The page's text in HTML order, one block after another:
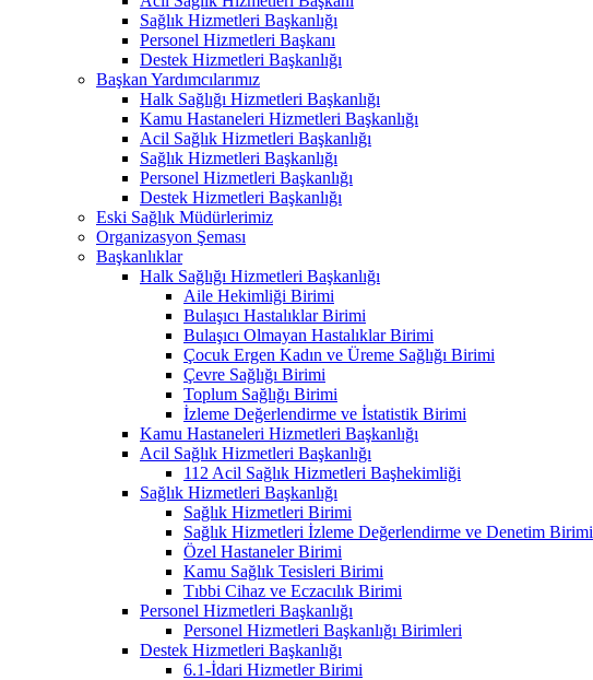
Sağlık Hizmetleri Başkanlığı
Personel Hizmetleri Başkanı
Destek Hizmetleri Başkanlığı
Başkan Yardımcılarımız
Halk Sağlığı Hizmetleri Başkanlığı
Kamu Hastaneleri Hizmetleri Başkanlığı
Acil Sağlık Hizmetleri Başkanlığı
Sağlık Hizmetleri Başkanlığı
Personel Hizmetleri Başkanlığı
Destek Hizmetleri Başkanlığı
Eski Sağlık Müdürlerimiz
Organizasyon Şeması
Başkanlıklar
Halk Sağlığı Hizmetleri Başkanlığı
Aile Hekimliği Birimi
Bulaşıcı Hastalıklar Birimi
Bulaşıcı Olmayan Hastalıklar Birimi
Çocuk Ergen Kadın ve Üreme Sağlığı Birimi
Çevre Sağlığı Birimi
Toplum Sağlığı Birimi
İzleme Değerlendirme ve İstatistik Birimi
Kamu Hastaneleri Hizmetleri Başkanlığı
Acil Sağlık Hizmetleri Başkanlığı
112 Acil Sağlık Hizmetleri Başhekimliği
Sağlık Hizmetleri Başkanlığı
Sağlık Hizmetleri Birimi
Sağlık Hizmetleri İzleme Değerlendirme ve Denetim Birimi
Özel Hastaneler Birimi
Kamu Sağlık Tesisleri Birimi
Tıbbi Cihaz ve Eczacılık Birimi
Personel Hizmetleri Başkanlığı
Personel Hizmetleri Başkanlığı Birimleri
Destek Hizmetleri Başkanlığı
6.1-İdari Hizmetler Birimi